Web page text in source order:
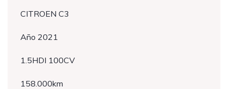
CITROEN C3
Año 2021
1.5HDI 100CV
158.000km